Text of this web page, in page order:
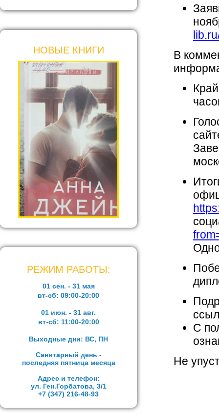
НОВЫЕ КНИГИ
РЕЖИМ РАБОТЫ:
01 сен. - 31 мая
вт-сб: 09:00-20:00
01 июн. - 31 авг.
вт-сб: 11:00-20:00
Выходные дни: ВС, ПН
Санитарный день -
последняя пятница месяца
Адрес и телефон:
ул. Ген.Горбатова, 3/1
+7 (347) 216-48-93
В
С
Не